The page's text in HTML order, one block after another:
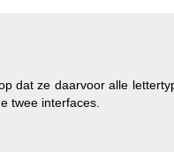
dat ze daarvoor alle
twee interfaces.